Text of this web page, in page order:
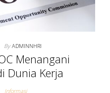
By ADMINNHRI
Menangani
Dunia Kerja
Informasi